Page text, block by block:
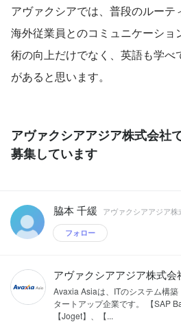
アヴァクシアでは、普段のルーテ
海外従業員とのコミュニケーショ
術の向上だけでなく、英語も学べ
があると思います。
アヴァクシアアジア株式会社
募集しています
脇本 千緩 アヴァクシアアジア株
フォロー
アヴァクシアアジア株式会
Avaxia Asiaは、ITのシステム構
タートアップ企業です。 【SAP
【Joget】、【...